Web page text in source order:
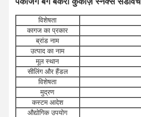
विशेषता
कागज का प्रकार
ब्रांड नाम
उत्पाद का नाम
मूल स्थान
सीलिंग और हैंडल
विशेषता
मुद्रण
कस्टम आदेश
औद्योगिक उपयोग